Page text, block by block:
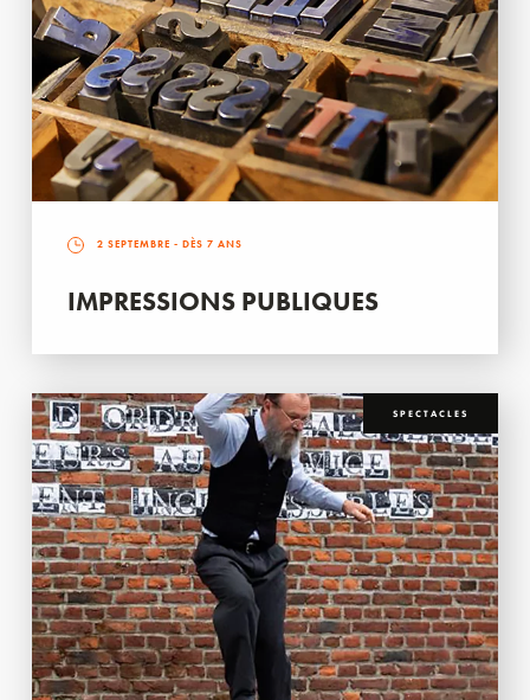
2 SEPTEMBRE - DÈS 7 ANS
IMPRESSIONS PUBLIQUES
SPECTACLES